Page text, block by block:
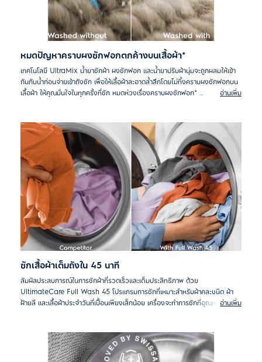
หมดปัญหาคราบผงซักฟอกตกค้างบนเสื้อผ้า*
เทคโนโลยี UltraMix น้ำยาซักผ้า ผงซักฟอก และน้ำยาปรับผ้านุ่มจะถูกผสมให้เข้า
กันกับน้ำก่อนจ่ายเข้าถังซัก เพื่อให้เสื้อผ้าสะอาดล้ำลึกโดยไม่ทิ้งคราบผงซักฟอกบน
เสื้อผ้า ให้คุณมั่นใจในทุกครั้งที่ซัก หมดห่วงเรื่องคราบผงซักฟอก*
ผลลัพธ์อาจแตกต่างกันตามปริมาณของเสื้อผ้า ชนิดของผงซักฟอก และความกระด้าง
ของน้ำ
อ่านเพิ่ม
ซักเสื้อผ้าเต็มถังใน 45 นาที
สัมผัสประสบการณ์ในการซักผ้าที่รวดเร็วและเต็มประสิทธิภาพ ด้วย
UltimateCare Full Wash 45 โปรแกรมการซักที่เหมาะสำหรับผ้าคละชนิด ผ้า
ฝ้ายสี และเสื้อผ้าประจำวันที่เปื้อนเพียงเล็กน้อย เครื่องจะทำการซักที่อุณหภูมิน้ำ
*เมื่อเปรียบเทียบโปรแกรม FullWash 45 กับ โปรแกรม Cotton 40°C ที่มีระยะเวลา
ซักนานกว่า
อ่านเพิ่ม